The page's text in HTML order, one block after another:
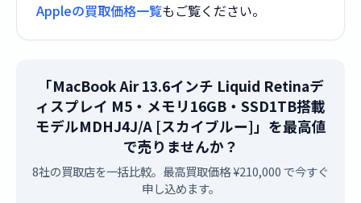
Appleの買取価格一覧もご覧ください。
「MacBook Air 13.6インチ Liquid Retinaデ
ィスプレイ M5・メモリ16GB・SSD1TB搭載
モデルMDHJ4J/A [スカイブルー]」を最高値
で売りませんか？
8社の買取店を一括比較。最高買取価格 ¥210,000 で今すぐ
申し込めます。